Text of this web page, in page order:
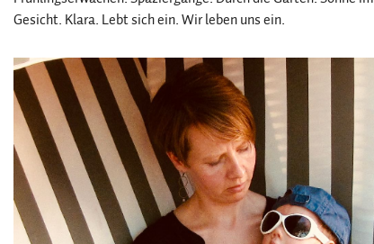
Gesicht. Klara. Lebt sich ein. Wir leben uns ein.